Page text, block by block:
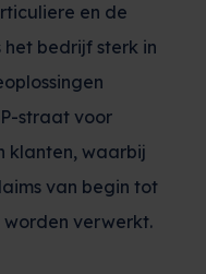
en de
bedrijf sterk in
straat voor
klanten, waarbij
van begin tot
verwerkt.